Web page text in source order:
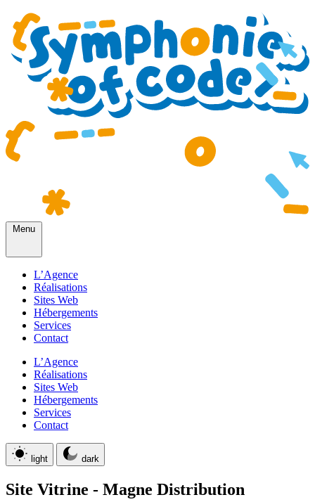
Menu
L’Agence
Réalisations
Sites Web
Hébergements
Services
Contact
L’Agence
Réalisations
Sites Web
Hébergements
Services
Contact
light dark
Site Vitrine - Magne Distribution